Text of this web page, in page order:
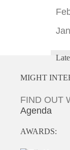
MIGHT
FIND OUT
Agenda
AWARDS: